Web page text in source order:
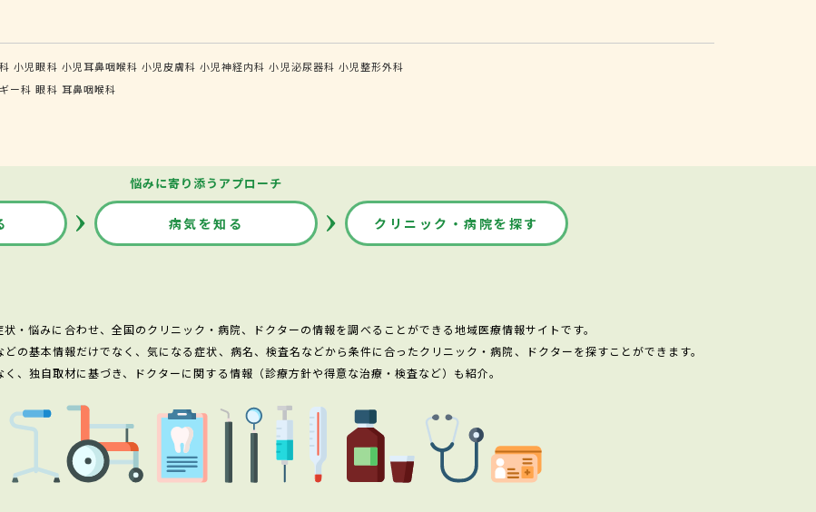
小児眼科 小児耳鼻咽喉科 小児皮膚科 小児神経内科 小児泌尿器科 小児整形外科
ー科 眼科 耳鼻咽喉科
悩みに寄り添うアプローチ
病気を知る クリニック・病院を探す
・悩みに合わせ、全国のクリニック・病院、ドクターの情報を調べることができる地域医療情報サイトです。
の基本情報だけでなく、気になる症状、病名、検査名などから条件に合ったクリニック・病院、ドクターを探すことができます。
、独自取材に基づき、ドクターに関する情報（診療方針や得意な治療・検査など）も紹介。